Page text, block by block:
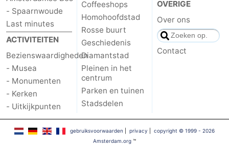
- Spaarnwoude
Last minutes
ACTIVITEITEN
Bezienswaardigheden
- Musea
- Monumenten
- Kerken
- Uitkijkpunten
Coffeeshops
Homohoofdstad
Rosse buurt
Geschiedenis
Diamantstad
Pleinen in het
centrum
Parken en tuinen
Stadsdelen
OVERIGE
Over ons
Contact
gebruiksvoorwaarden privacy
copyright © 1999 - 2026
Amsterdam.org ™